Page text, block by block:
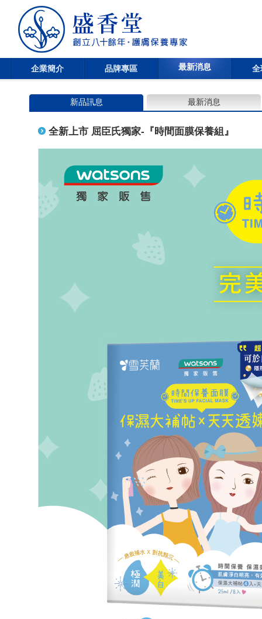
企業簡介 品牌專區 最新消息 全
新品訊息 最新消息
全新上市 屈臣氏獨家-『時間面膜保養組』